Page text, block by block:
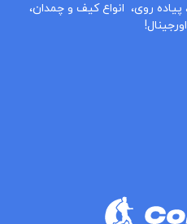
پیاده روی، انواع کیف و چمدان،